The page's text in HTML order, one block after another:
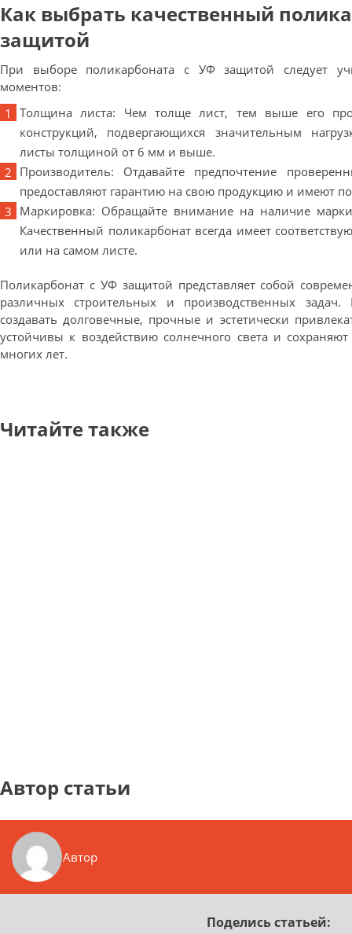
Как выбрать качественный
защитой
При выборе поликарбоната с УФ защитой следует
моментов:
Толщина листа: Чем толще лист, тем выше его
конструкций, подвергающихся значительным
листы толщиной от 6 мм и выше.
Производитель: Отдавайте предпочтение
предоставляют гарантию на свою продукцию и имеют
Маркировка: Обращайте внимание на наличие
Качественный поликарбонат всегда имеет
или на самом листе.
Поликарбонат с УФ защитой представляет собой
различных строительных и производственных задач.
создавать долговечные, прочные и эстетически
устойчивы к воздействию солнечного света и
многих лет.
Читайте также
Автор статьи
Автор
Поделись статьей: